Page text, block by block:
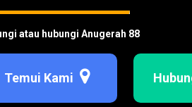
atau hubungi Anugerah 88
Temui Kami